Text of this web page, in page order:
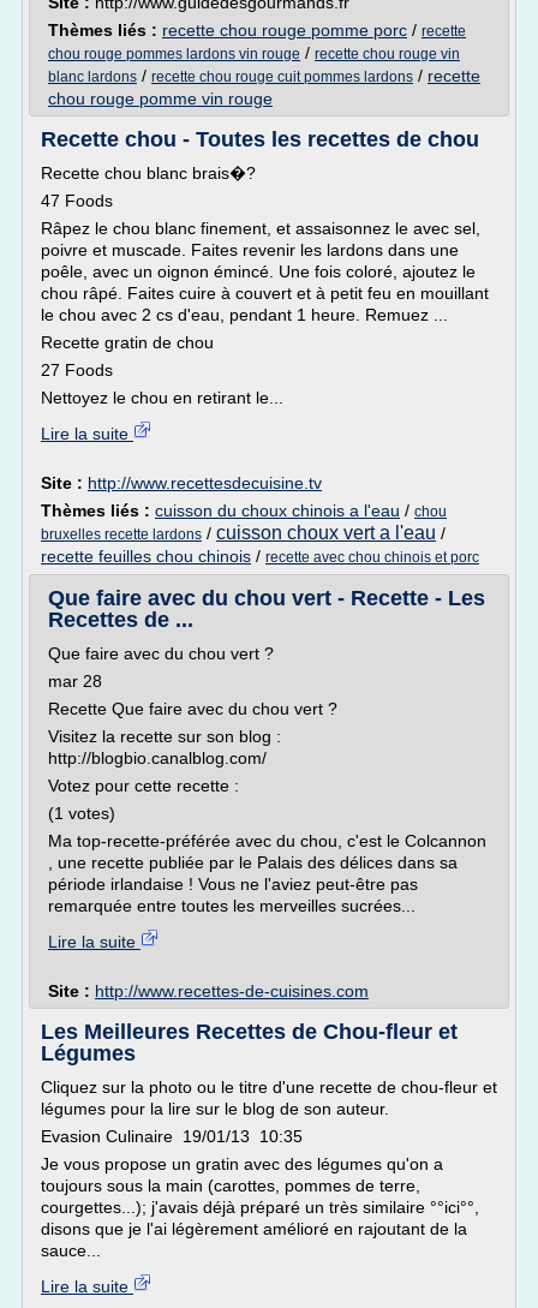
Thèmes liés : recette chou rouge pomme porc / recette
chou rouge pommes lardons vin rouge / recette chou rouge vin
blanc lardons / recette chou rouge cuit pommes lardons / recette
chou rouge pomme vin rouge
Recette chou - Toutes les recettes de chou
Recette chou blanc brais�?
47 Foods
Râpez le chou blanc finement, et assaisonnez le avec sel,
poivre et muscade. Faites revenir les lardons dans une
poêle, avec un oignon émincé. Une fois coloré, ajoutez le
chou râpé. Faites cuire à couvert et à petit feu en mouillant
le chou avec 2 cs d'eau, pendant 1 heure. Remuez ...
Recette gratin de chou
27 Foods
Nettoyez le chou en retirant le...
Lire la suite
Site : http://www.recettesdecuisine.tv
Thèmes liés : cuisson du choux chinois a l'eau / chou
bruxelles recette lardons / cuisson choux vert a l'eau /
recette feuilles chou chinois / recette avec chou chinois et porc
Que faire avec du chou vert - Recette - Les
Recettes de ...
Que faire avec du chou vert ?
mar 28
Recette Que faire avec du chou vert ?
Visitez la recette sur son blog :
http://blogbio.canalblog.com/
Votez pour cette recette :
(1 votes)
Ma top-recette-préférée avec du chou, c'est le Colcannon
, une recette publiée par le Palais des délices dans sa
période irlandaise ! Vous ne l'aviez peut-être pas
remarquée entre toutes les merveilles sucrées...
Lire la suite
Site : http://www.recettes-de-cuisines.com
Les Meilleures Recettes de Chou-fleur et
Légumes
Cliquez sur la photo ou le titre d'une recette de chou-fleur et
légumes pour la lire sur le blog de son auteur.
Evasion Culinaire 19/01/13 10:35
Je vous propose un gratin avec des légumes qu'on a
toujours sous la main (carottes, pommes de terre,
courgettes...); j'avais déjà préparé un très similaire °°ici°°,
disons que je l'ai légèrement amélioré en rajoutant de la
sauce...
Lire la suite